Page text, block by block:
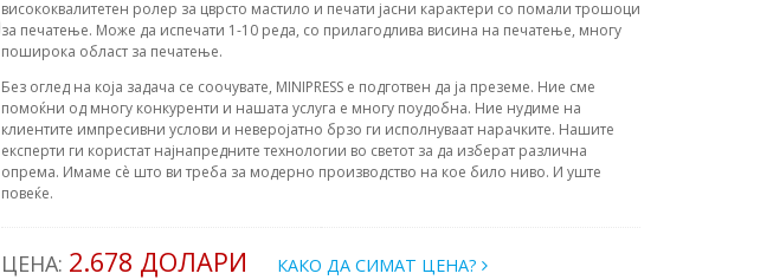
висококвалитетен ролер за цврсто мастило и печати јасни карактери со помали трошоци
за печатење. Може да испечати 1-10 реда, со прилагодлива висина на печатење, многу
поширока област за печатење.
Без оглед на која задача се соочувате, MINIPRESS е подготвен да ја преземе. Ние сме
помоќни од многу конкуренти и нашата услуга е многу поудобна. Ние нудиме на
клиентите импресивни услови и неверојатно брзо ги исполнуваат нарачките. Нашите
експерти ги користат најнапредните технологии во светот за да изберат различна
опрема. Имаме сè што ви треба за модерно производство на кое било ниво. И уште
повеќе.
ЦЕНА: 2.678 ДОЛАРИ КАКО ДА СИМАТ ЦЕНА?